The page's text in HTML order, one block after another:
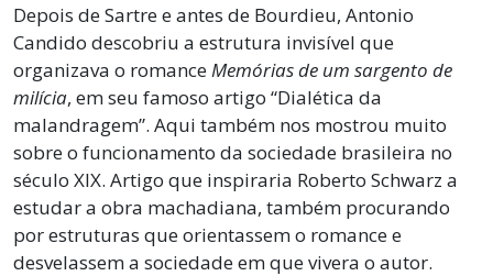
Depois de Sartre e antes de Bourdieu, Antonio
Candido descobriu a estrutura invisível que
organizava o romanceMemórias de um sargento de
milícia, em seu famoso artigo “Dialética da
malandragem”. Aqui também nos mostrou muito
sobre o funcionamento da sociedade brasileira no
século XIX. Artigo que inspiraria Roberto Schwarz a
estudar a obra machadiana, também procurando
por estruturas que orientassem o romance e
desvelassem a sociedade em que vivera o autor.